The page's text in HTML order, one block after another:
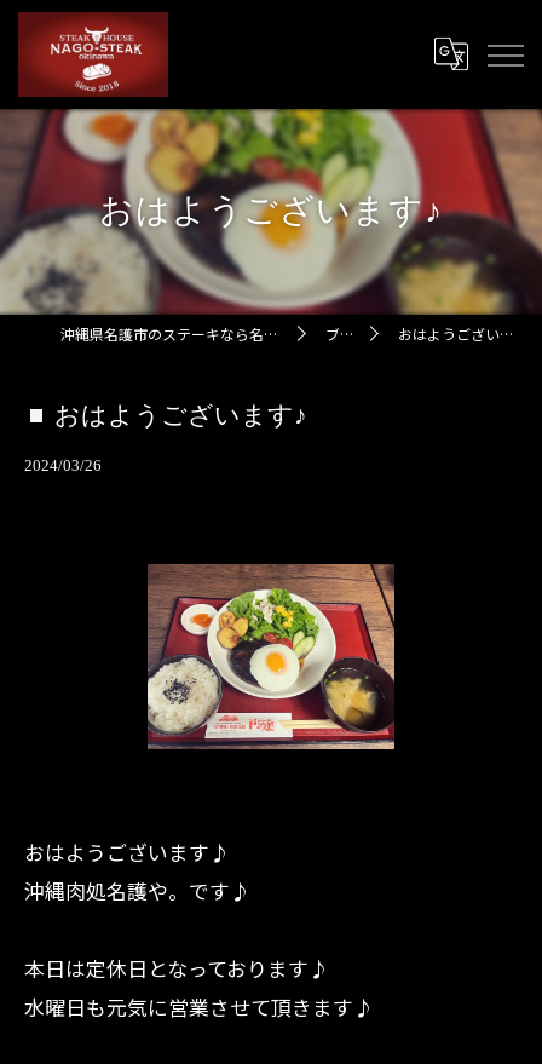
おはようございます♪
沖縄県名護市のステーキなら名護ステーキ ブログ おはようございます♪
おはようございます♪
2024/03/26
おはようございます♪
沖縄肉処名護や。です♪
本日は定休日となっております♪
水曜日も元気に営業させて頂きます♪